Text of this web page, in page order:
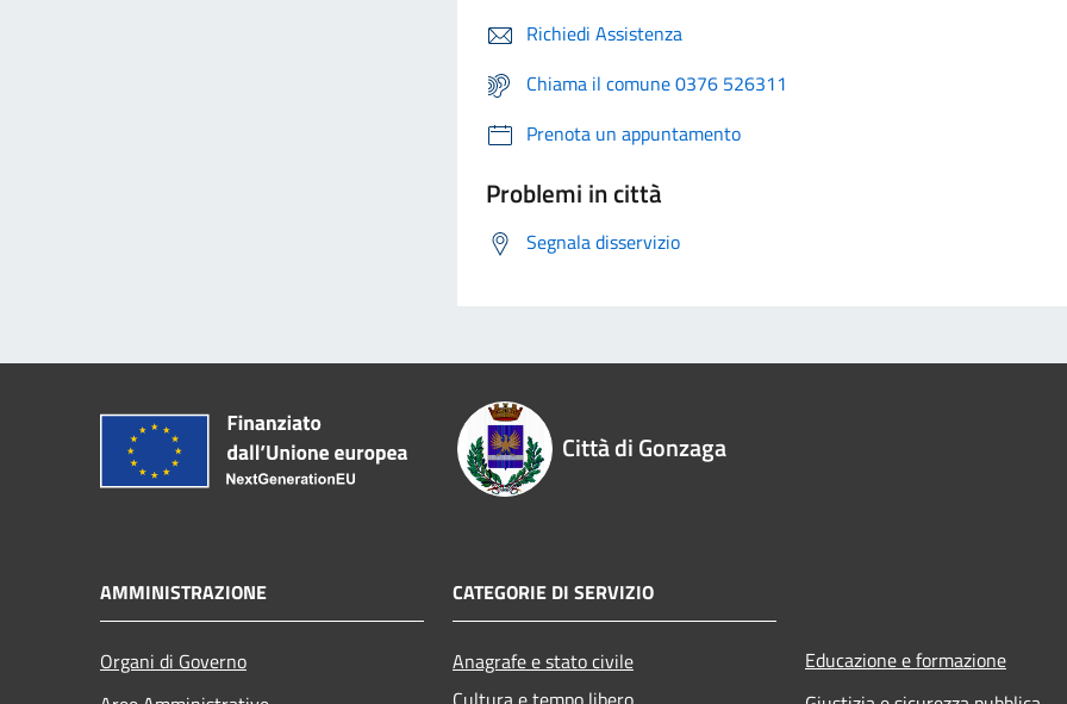
Richiedi Assistenza
Chiama il comune 0376 526311
Prenota un appuntamento
Problemi in città
Segnala disservizio
Città di Gonzaga
AMMINISTRAZIONE
Organi di Governo
CATEGORIE DI SERVIZIO
Anagrafe e stato civile
Educazione e formazione